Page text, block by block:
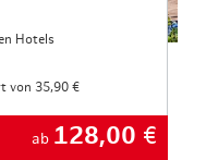
Hotels
von 35,90 €
ab 128,00 €